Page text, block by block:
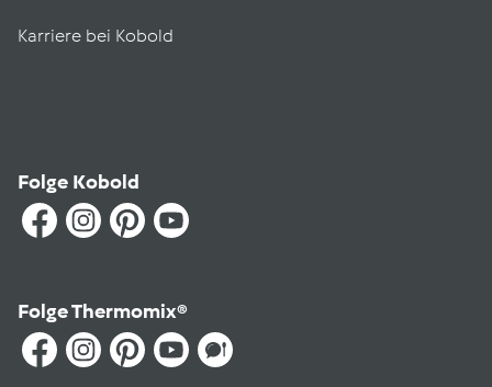
Karriere bei Kobold
Folge Kobold
Folge Thermomix®